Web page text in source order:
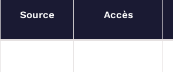
Source Accès